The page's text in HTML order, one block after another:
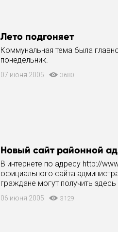
Лето подгоняет
Коммунальная тема была
понедельник.
07 июня 2005 3680
Новый сайт районной
В интернете по адресу http://
официального сайта
граждане могут получить
жизни нашего региона.
06 июня 2005 3129